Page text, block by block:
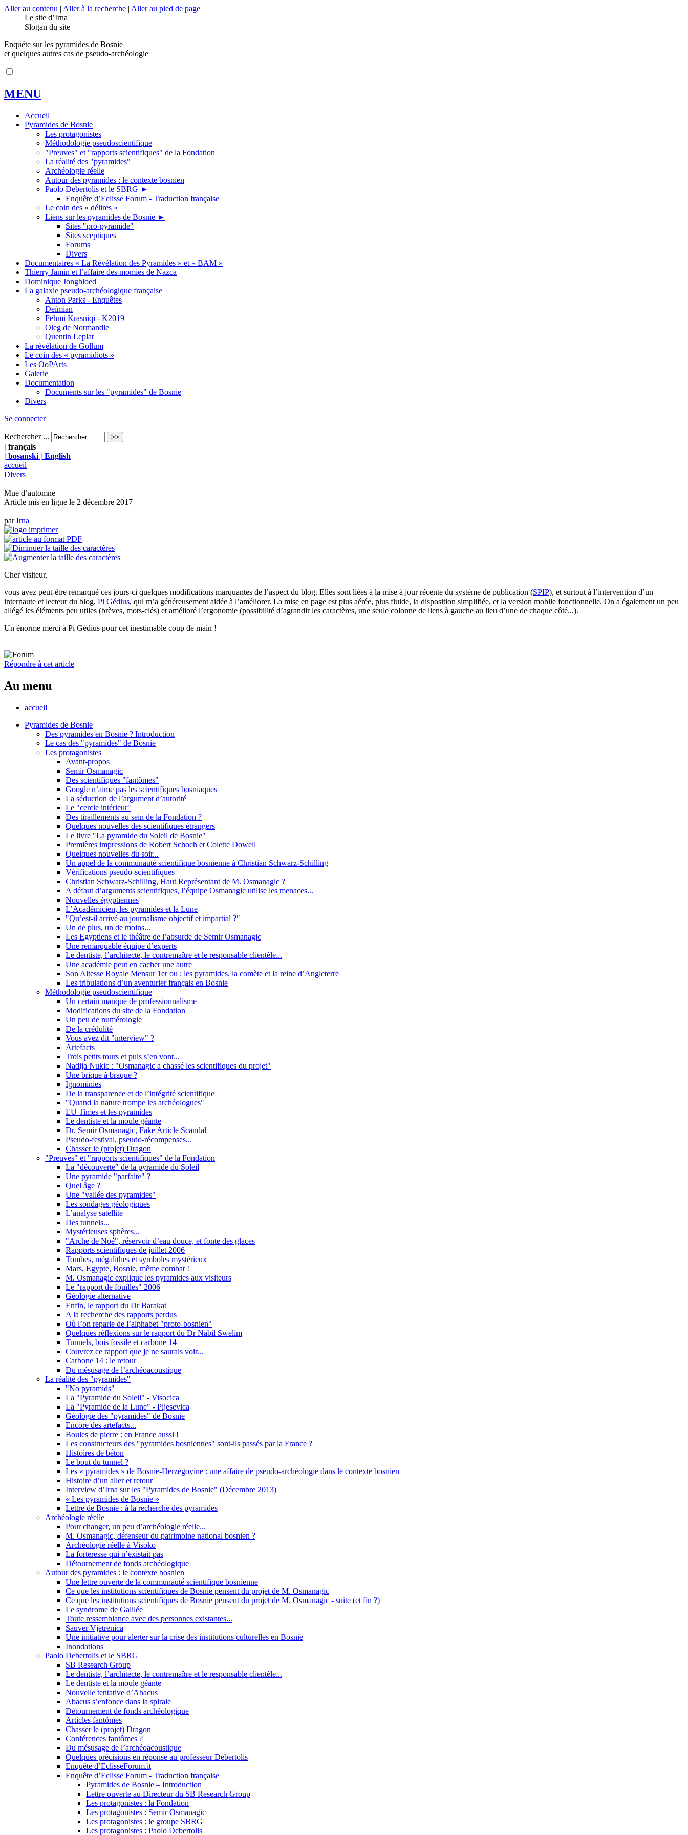
Aller au contenu | Aller à la recherche | Aller au pied de page
Le site d’Irna
Slogan du site
Enquête sur les pyramides de Bosnie
et quelques autres cas de pseudo-archéologie
MENU
Accueil
Pyramides de Bosnie
Les protagonistes
Méthodologie pseudoscientifique
"Preuves" et "rapports scientifiques" de la Fondation
La réalité des "pyramides"
Archéologie réelle
Autour des pyramides : le contexte bosnien
Paolo Debertolis et le SBRG ►
Enquête d’Eclisse Forum - Traduction française
Le coin des « délires »
Liens sur les pyramides de Bosnie ►
Sites "pro-pyramide"
Sites sceptiques
Forums
Divers
Documentaires « La Révélation des Pyramides » et « BAM »
Thierry Jamin et l’affaire des momies de Nazca
Dominique Jongbloed
La galaxie pseudo-archéologique française
Anton Parks - Enquêtes
Deïmian
Fehmi Krasniqi - K2019
Oleg de Normandie
Quentin Leplat
La révélation de Gollum
Le coin des « pyramidiots »
Les OoPArts
Galerie
Documentation
Documents sur les "pyramides" de Bosnie
Divers
Se connecter
Rechercher ...
| français
| bosanski | English
accueil
Divers
Mue d’automne
Article mis en ligne le 2 décembre 2017
parIrna
Cher visiteur,
vous avez peut-être remarqué ces jours-ci quelques modifications marquantes de l’aspect du blog. Elles sont liées à la mise à jour récente du système de publication (SPIP), et surtout à l’intervention d’un
internaute et lecteur du blog, Pi Gédius, qui m’a généreusement aidée à l’améliorer. La mise en page est plus aérée, plus fluide, la disposition simplifiée, et la version mobile fonctionnelle. On a également un peu
allégé les éléments peu utiles (brèves, mots-clés) et amélioré l’ergonomie (possibilité d’agrandir les caractères, une seule colonne de liens à gauche au lieu d’une de chaque côté...).
Un énorme merci à Pi Gédius pour cet inestimable coup de main !
Répondre à cet article
Au menu
accueil
Pyramides de Bosnie
Des pyramides en Bosnie ? Introduction
Le cas des "pyramides" de Bosnie
Les protagonistes
Avant-propos
Semir Osmanagic
Des scientifiques "fantômes"
Google n’aime pas les scientifiques bosniaques
La séduction de l’argument d’autorité
Le "cercle intérieur"
Des tiraillements au sein de la Fondation ?
Quelques nouvelles des scientifiques étrangers
Le livre "La pyramide du Soleil de Bosnie"
Premières impressions de Robert Schoch et Colette Dowell
Quelques nouvelles du soir...
Un appel de la communauté scientifique bosnienne à Christian Schwarz-Schilling
Vérifications pseudo-scientifiques
Christian Schwarz-Schilling, Haut Représentant de M. Osmanagic ?
A défaut d’arguments scientifiques, l’équipe Osmanagic utilise les menaces...
Nouvelles égyptiennes
L’Académicien, les pyramides et la Lune
"Qu’est-il arrivé au journalisme objectif et impartial ?"
Un de plus, un de moins...
Les Egyptiens et le théâtre de l’absurde de Semir Osmanagic
Une remarquable équipe d’experts
Le dentiste, l’architecte, le contremaître et le responsable clientèle...
Une académie peut en cacher une autre
Son Altesse Royale Mensur 1er ou : les pyramides, la comète et la reine d’Angleterre
Les tribulations d’un aventurier français en Bosnie
Méthodologie pseudoscientifique
Un certain manque de professionnalisme
Modifications du site de la Fondation
Un peu de numérologie
De la crédulité
Vous avez dit "interview" ?
Artefacts
Trois petits tours et puis s’en vont...
Nadija Nukic : "Osmanagic a chassé les scientifiques du projet"
Une brique à braque ?
Ignominies
De la transparence et de l’intégrité scientifique
"Quand la nature trompe les archéologues"
EU Times et les pyramides
Le dentiste et la moule géante
Dr. Semir Osmanagic, Fake Article Scandal
Pseudo-festival, pseudo-récompenses...
Chasser le (projet) Dragon
"Preuves" et "rapports scientifiques" de la Fondation
La "découverte" de la pyramide du Soleil
Une pyramide "parfaite" ?
Quel âge ?
Une "vallée des pyramides"
Les sondages géologiques
L’analyse satellite
Des tunnels...
Mystérieuses sphères...
"Arche de Noé", réservoir d’eau douce, et fonte des glaces
Rapports scientifiques de juillet 2006
Tombes, mégalithes et symboles mystérieux
Mars, Egypte, Bosnie, même combat !
M. Osmanagic explique les pyramides aux visiteurs
Le "rapport de fouilles" 2006
Géologie alternative
Enfin, le rapport du Dr Barakat
A la recherche des rapports perdus
Où l’on reparle de l’alphabet "proto-bosnien"
Quelques réflexions sur le rapport du Dr Nabil Swelim
Tunnels, bois fossile et carbone 14
Couvrez ce rapport que je ne saurais voir...
Carbone 14 : le retour
Du mésusage de l’archéoacoustique
La réalité des "pyramides"
"No pyramids"
La "Pyramide du Soleil" - Visocica
La "Pyramide de la Lune" - Pljesevica
Géologie des "pyramides" de Bosnie
Encore des artefacts...
Boules de pierre : en France aussi !
Les constructeurs des "pyramides bosniennes" sont-ils passés par la France ?
Histoires de béton
Le bout du tunnel ?
Les « pyramides » de Bosnie-Herzégovine : une affaire de pseudo-archéologie dans le contexte bosnien
Histoire d’un aller et retour
Interview d’Irna sur les "Pyramides de Bosnie" (Décembre 2013)
« Les pyramides de Bosnie »
Lettre de Bosnie : à la recherche des pyramides
Archéologie réelle
Pour changer, un peu d’archéologie réelle...
M. Osmanagic, défenseur du patrimoine national bosnien ?
Archéologie réelle à Visoko
La forteresse qui n’existait pas
Détournement de fonds archéologique
Autour des pyramides : le contexte bosnien
Une lettre ouverte de la communauté scientifique bosnienne
Ce que les institutions scientifiques de Bosnie pensent du projet de M. Osmanagic
Ce que les institutions scientifiques de Bosnie pensent du projet de M. Osmanagic - suite (et fin ?)
Le syndrome de Galilée
Toute ressemblance avec des personnes existantes...
Sauver Vjetrenica
Une initiative pour alerter sur la crise des institutions culturelles en Bosnie
Inondations
Paolo Debertolis et le SBRG
SB Research Group
Le dentiste, l’architecte, le contremaître et le responsable clientèle...
Le dentiste et la moule géante
Nouvelle tentative d’Abacus
Abacus s’enfonce dans la spirale
Détournement de fonds archéologique
Articles fantômes
Chasser le (projet) Dragon
Conférences fantômes ?
Du mésusage de l’archéoacoustique
Quelques précisions en réponse au professeur Debertolis
Enquête d’EclisseForum.it
Enquête d’Eclisse Forum - Traduction française
Pyramides de Bosnie – Introduction
Lettre ouverte au Directeur du SB Research Group
Les protagonistes : la Fondation
Les protagonistes : Semir Osmanagic
Les protagonistes : le groupe SBRG
Les protagonistes : Paolo Debertolis